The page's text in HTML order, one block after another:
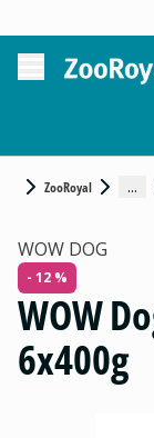
ZooRoyal ...
WOW DOG
- 12 %
WOW
6x400g